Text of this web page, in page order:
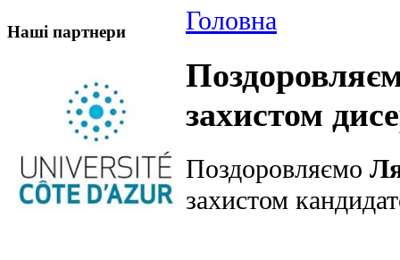
Наші партнери Головна
захистом
Поздоровляємо
захистом